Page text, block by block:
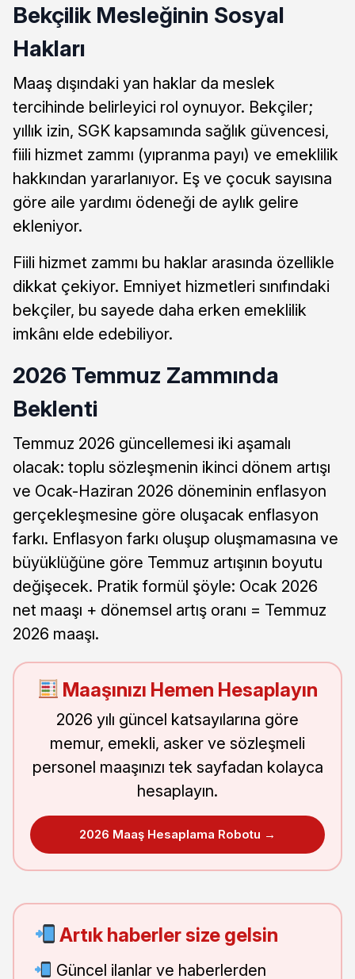
Bekçilik Mesleğinin Sosyal
Hakları
Maaş dışındaki yan haklar da meslek
tercihinde belirleyici rol oynuyor. Bekçiler;
yıllık izin, SGK kapsamında sağlık güvencesi,
fiili hizmet zammı (yıpranma payı) ve emeklilik
hakkından yararlanıyor. Eş ve çocuk sayısına
göre aile yardımı ödeneği de aylık gelire
ekleniyor.
Fiili hizmet zammı bu haklar arasında özellikle
dikkat çekiyor. Emniyet hizmetleri sınıfındaki
bekçiler, bu sayede daha erken emeklilik
imkânı elde edebiliyor.
2026 Temmuz Zammında
Beklenti
Temmuz 2026 güncellemesi iki aşamalı
olacak: toplu sözleşmenin ikinci dönem artışı
ve Ocak-Haziran 2026 döneminin enflasyon
gerçekleşmesine göre oluşacak enflasyon
farkı. Enflasyon farkı oluşup oluşmamasına ve
büyüklüğüne göre Temmuz artışının boyutu
değişecek. Pratik formül şöyle: Ocak 2026
net maaşı + dönemsel artış oranı = Temmuz
2026 maaşı.
Maaşınızı Hemen Hesaplayın
2026 yılı güncel katsayılarına göre
memur, emekli, asker ve sözleşmeli
personel maaşınızı tek sayfadan kolayca
hesaplayın.
2026 Maaş Hesaplama Robotu →
Artık haberler size gelsin
Güncel ilanlar ve haberlerden